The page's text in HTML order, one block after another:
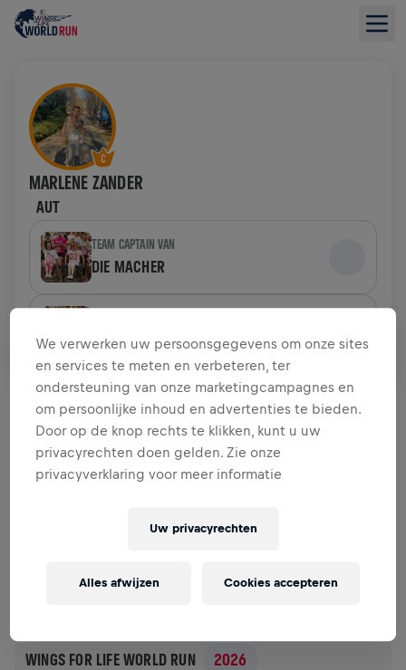
MARLENE ZANDER
AUT
TEAM CAPTAIN VAN
DIE MACHER
DIE MACHER
INZAMELINGSOVERZICHT
US$ 0,00 INGEZAMELD VAN US$ 0,00 DOEL
Doneer om een verschil te maken! 100% van je
WINGS FOR LIFE WORLD RUN 2026
We verwerken uw persoonsgegevens om onze sites
en services te meten en verbeteren, ter
ondersteuning van onze marketingcampagnes en
om persoonlijke inhoud en advertenties te bieden.
Door op de knop rechts te klikken, kunt u uw
privacyrechten doen gelden. Zie onze
privacyverklaring voor meer informatie
Uw privacyrechten
Alles afwijzen Cookies accepteren